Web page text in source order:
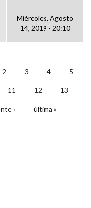
Miércoles, Agosto
14, 2019 - 20:10
2 3 4 5
11 12 13
› última »